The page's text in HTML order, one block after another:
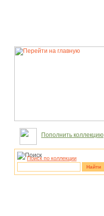
Пополнить коллекцию
Поиск по коллекции
Найти